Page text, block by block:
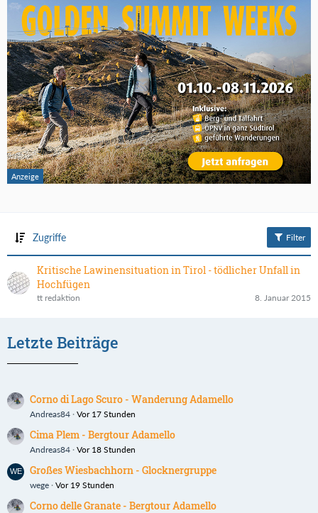
Zugriffe Filter
Kritische Lawinensituation in Tirol - tödlicher Unfall in
Hochfügen
tt redaktion 8. Januar 2015
Letzte Beiträge
Corno di Lago Scuro - Wanderung Adamello
Andreas84 Vor 17 Stunden
Cima Plem - Bergtour Adamello
Andreas84 Vor 18 Stunden
Großes Wiesbachhorn - Glocknergruppe
wege Vor 19 Stunden
Corno delle Granate - Bergtour Adamello